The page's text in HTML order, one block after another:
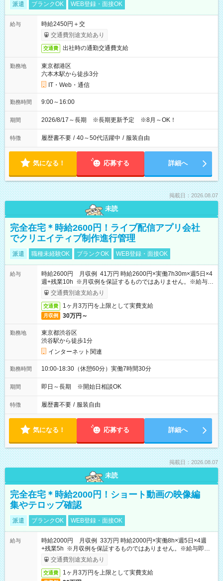
派遣 ブランクOK WEB登録・面接OK
給与
時給2450円＋交
交通費別途支給あり
交通費 出社時の通勤交通費支給
勤務地
東京都港区
六本木駅から徒歩3分
IT・Web・通信
勤務時間 9:00～16:00
期間 2026/8/17～長期 ※長期更新予定 ※8月～OK！
特徴 履歴書不要 / 40～50代活躍中 / 服装自由
気になる！ 応募する 詳細へ
掲載日：2026.08.07
未読
完全在宅＊時給2600円！ライブ配信アプリ会社
でクリエイティブ制作進行管理
派遣 職種未経験OK ブランクOK WEB登録・面接OK
給与
時給2600円 月収例 41万円 時給2600円×実働7h30m×週5日×4
週+残業10h ※月収例を保証するものではありません。※給与即
受取りサービス利用可（利用条件有）
交通費別途支給あり
交通費 1ヶ月3万円を上限として実費支給
月収例 30万円～
勤務地
東京都渋谷区
渋谷駅から徒歩1分
インターネット関連
勤務時間 10:00-18:30（休憩60分）実働7時間30分
期間 即日～長期 ※開始日相談OK
特徴 履歴書不要 / 服装自由
気になる！ 応募する 詳細へ
掲載日：2026.08.07
未読
完全在宅＊時給2000円！ショート動画の映像編
集やテロップ確認
派遣 ブランクOK WEB登録・面接OK
給与
時給2000円 月収例 33万円 時給2000円×実働8h×週5日×4週
+残業5h ※月収例を保証するものではありません。※給与即受
取りサービス利用可（利用条件有）
交通費別途支給あり
交通費 1ヶ月3万円を上限として実費支給